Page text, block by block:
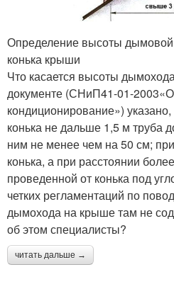
Определение высоты дымовой
конька крыши
Что касается высоты
документе (СНиП41-01-
кондиционирование»)
конька не дальше 1,5 м труба
ним не менее чем на 50 см;
конька, а при расстоянии
проведенной от конька под
четких регламентаций по
дымохода на крыше там не
об этом специалисты?
читать дальше →